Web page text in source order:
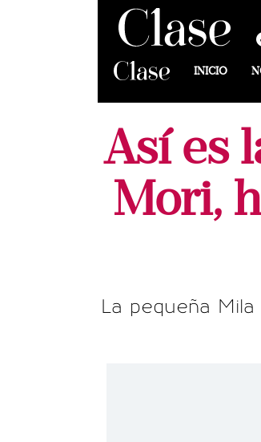
INICIO
Así es
Mori,
La pequeña